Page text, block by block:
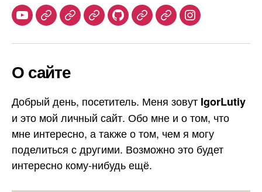
YoutubeTelegram
StepikHabrGithubSamlibDuolingoInstagram
О сайте
Добрый день, посетитель. Меня зовут IgorLutiy
и это мой личный сайт. Обо мне и о том, что
мне интересно, а также о том, чем я могу
поделиться с другими. Возможно это будет
интересно кому-нибудь ещё.